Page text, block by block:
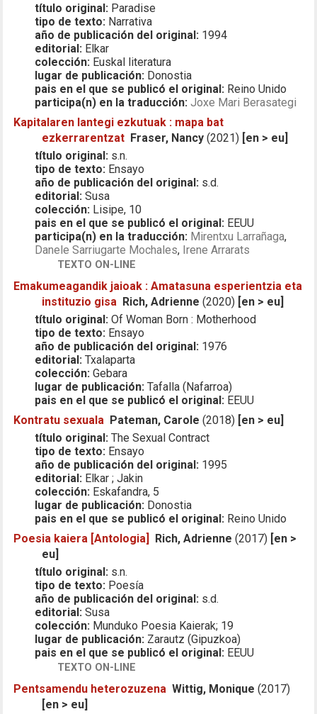
título original: Paradise
tipo de texto: Narrativa
año de publicación del original: 1994
editorial: Elkar
colección: Euskal literatura
lugar de publicación: Donostia
pais en el que se publicó el original: Reino Unido
participa(n) en la traducción: Joxe Mari Berasategi
Kapitalaren lantegi ezkutuak : mapa bat
ezkerrarentzat Fraser, Nancy (2021) [en > eu]
título original: s.n.
tipo de texto: Ensayo
año de publicación del original: s.d.
editorial: Susa
colección: Lisipe, 10
pais en el que se publicó el original: EEUU
participa(n) en la traducción: Mirentxu Larrañaga,
Danele Sarriugarte Mochales, Irene Arrarats
TEXTO ON-LINE
Emakumeagandik jaioak : Amatasuna esperientzia eta
instituzio gisa Rich, Adrienne (2020) [en > eu]
título original: Of Woman Born : Motherhood
tipo de texto: Ensayo
año de publicación del original: 1976
editorial: Txalaparta
colección: Gebara
lugar de publicación: Tafalla (Nafarroa)
pais en el que se publicó el original: EEUU
Kontratu sexuala Pateman, Carole (2018) [en > eu]
título original: The Sexual Contract
tipo de texto: Ensayo
año de publicación del original: 1995
editorial: Elkar ; Jakin
colección: Eskafandra, 5
lugar de publicación: Donostia
pais en el que se publicó el original: Reino Unido
Poesia kaiera [Antologia]
Rich, Adrienne (2017) [en >
eu]
título original: s.n.
tipo de texto: Poesía
año de publicación del original: s.d.
editorial: Susa
colección: Munduko Poesia Kaierak; 19
lugar de publicación: Zarautz (Gipuzkoa)
pais en el que se publicó el original: EEUU
TEXTO ON-LINE
Pentsamendu heterozuzena Wittig, Monique (2017)
[en > eu]